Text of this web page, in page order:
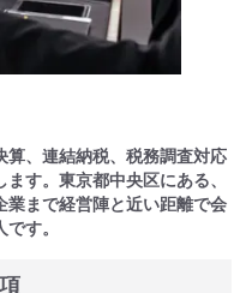
算、連結納税、税務調査対応
す。東京都中央区にある、
業まで経営陣と近い距離で会
す。